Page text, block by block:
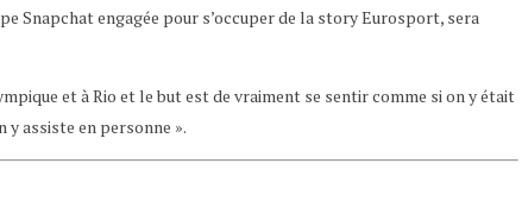
Snapchat engagée pour s’occuper de la story Eurosport, sera
et à Rio et le but est de vraiment se sentir comme si on y était
assiste en personne ».